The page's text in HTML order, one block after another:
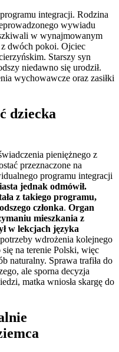
integracji. Rodzina
wywiadu
w wynajmowanym
z dwóch pokoi. Ojciec
Starszy syn
niedawno się urodził.
wychowawcze oraz zasiłki
dziecka
pieniężnego z
przeznaczone na
programu integracji
jednak odmówił.
z takiego programu,
członka. Organ
mieszkania z
w lekcjach języka
wdrożenia kolejnego
na terenie Polski, więc
naturalny. Sprawa trafiła do
ale sporna decyzja
matka wniosła skargę do